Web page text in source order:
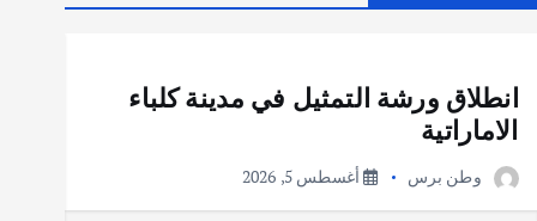
انطلاق ورشة التمثيل في مدينة كلباء
الاماراتية
وطن برس أغسطس 5, 2026